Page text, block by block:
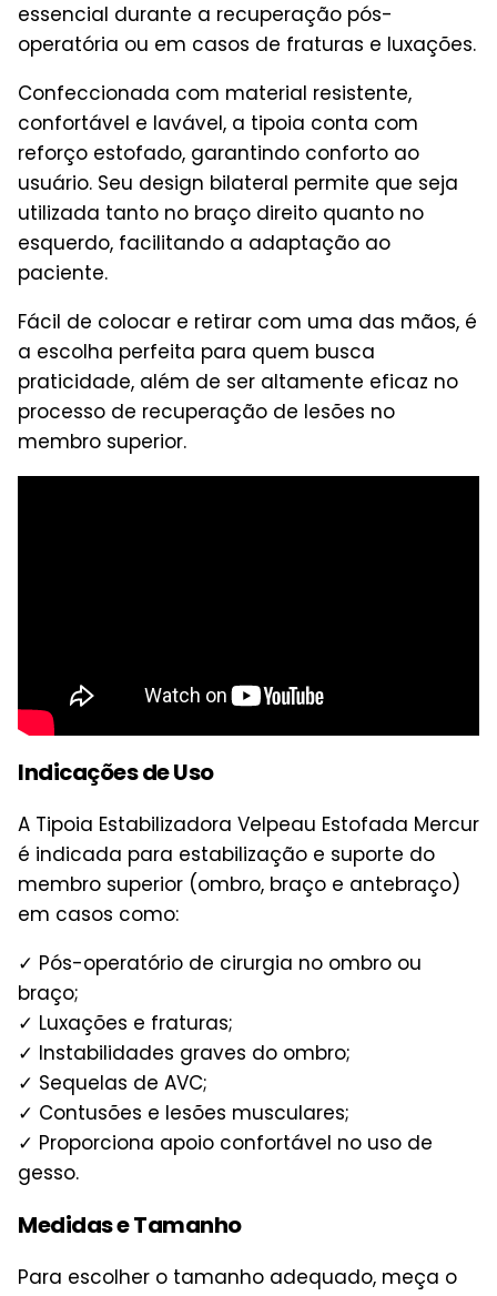
essencial durante a recuperação pós-
operatória ou em casos de fraturas e luxações.
Confeccionada com material resistente,
confortável e lavável, a tipoia conta com
reforço estofado, garantindo conforto ao
usuário. Seu design bilateral permite que seja
utilizada tanto no braço direito quanto no
esquerdo, facilitando a adaptação ao
paciente.
Fácil de colocar e retirar com uma das mãos, é
a escolha perfeita para quem busca
praticidade, além de ser altamente eficaz no
processo de recuperação de lesões no
membro superior.
Indicações de Uso
A Tipoia Estabilizadora Velpeau Estofada Mercur
é indicada para estabilização e suporte do
membro superior (ombro, braço e antebraço)
em casos como:
✓ Pós-operatório de cirurgia no ombro ou
braço;
✓ Luxações e fraturas;
✓ Instabilidades graves do ombro;
✓ Sequelas de AVC;
✓ Contusões e lesões musculares;
✓ Proporciona apoio confortável no uso de
gesso.
Medidas e Tamanho
Para escolher o tamanho adequado, meça o